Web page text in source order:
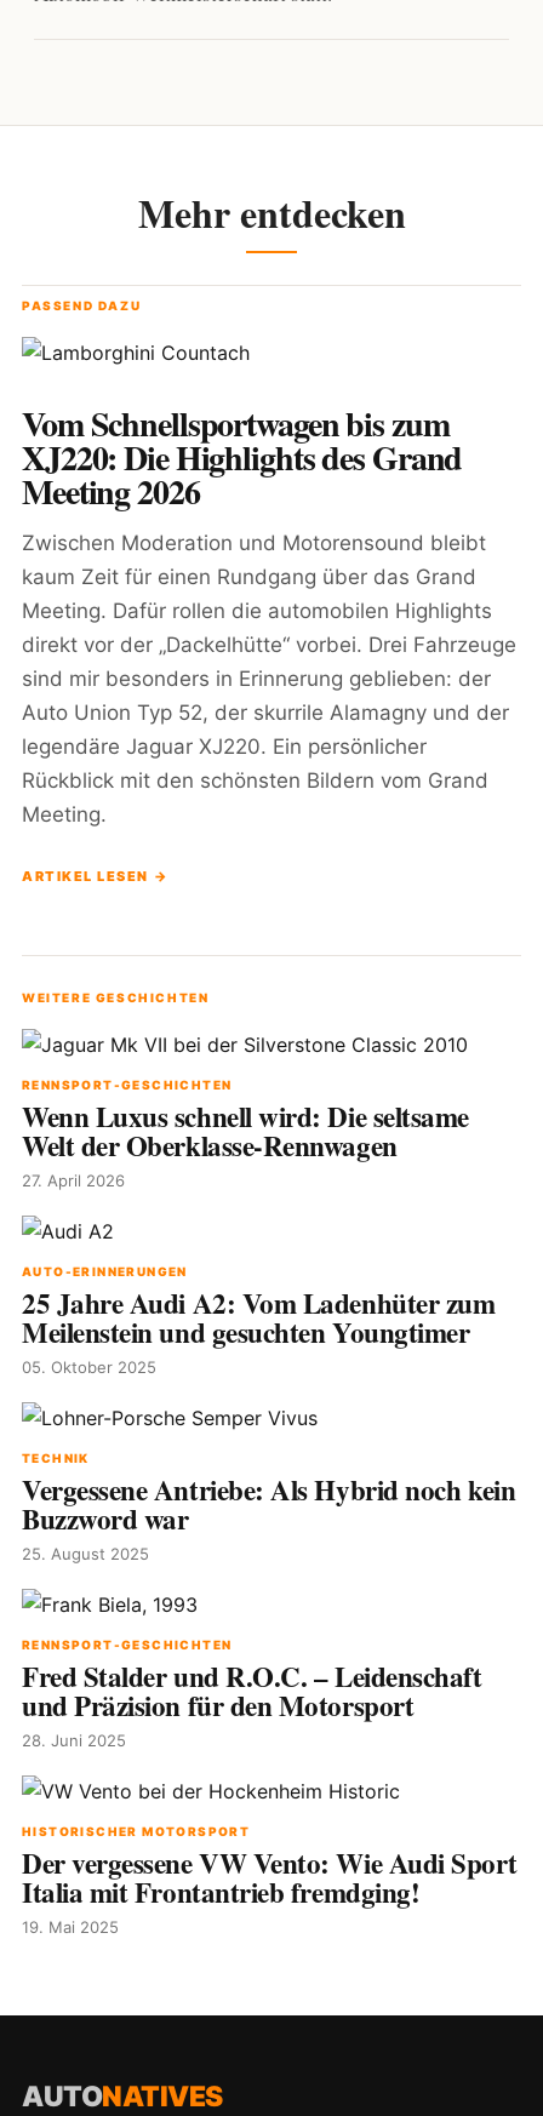
Mehr entdecken
PASSEND DAZU
Vom Schnellsportwagen bis zum
XJ220: Die Highlights des Grand
Meeting 2026
Zwischen Moderation und Motorensound bleibt
kaum Zeit für einen Rundgang über das Grand
Meeting. Dafür rollen die automobilen Highlights
direkt vor der „Dackelhütte“ vorbei. Drei Fahrzeuge
sind mir besonders in Erinnerung geblieben: der
Auto Union Typ 52, der skurrile Alamagny und der
legendäre Jaguar XJ220. Ein persönlicher
Rückblick mit den schönsten Bildern vom Grand
Meeting.
ARTIKEL LESEN →
WEITERE GESCHICHTEN
RENNSPORT-GESCHICHTEN
Wenn Luxus schnell wird: Die seltsame
Welt der Oberklasse-Rennwagen
27. April 2026
AUTO-ERINNERUNGEN
25 Jahre Audi A2: Vom Ladenhüter zum
Meilenstein und gesuchten Youngtimer
05. Oktober 2025
TECHNIK
Vergessene Antriebe: Als Hybrid noch kein
Buzzword war
25. August 2025
RENNSPORT-GESCHICHTEN
Fred Stalder und R.O.C. – Leidenschaft
und Präzision für den Motorsport
28. Juni 2025
HISTORISCHER MOTORSPORT
Der vergessene VW Vento: Wie Audi Sport
Italia mit Frontantrieb fremdging!
19. Mai 2025
AUTONATIVES